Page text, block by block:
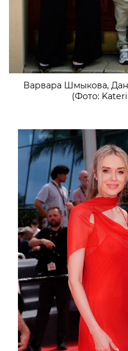
Варвара Шмыкова,
(Фото: